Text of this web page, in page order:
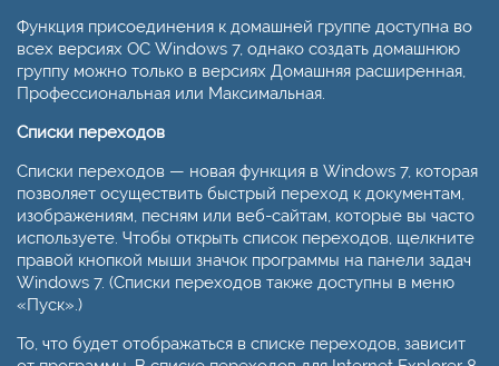
Функция присоединения к домашней группе доступна во
всех версиях ОС Windows 7, однако создать домашнюю
группу можно только в версиях Домашняя расширенная,
Профессиональная или Максимальная.
Списки переходов
Списки переходов — новая функция в Windows 7, которая
позволяет осуществить быстрый переход к документам,
изображениям, песням или веб-сайтам, которые вы часто
используете. Чтобы открыть список переходов, щелкните
правой кнопкой мыши значок программы на панели задач
Windows 7. (Списки переходов также доступны в меню
«Пуск».)
То, что будет отображаться в списке переходов, зависит